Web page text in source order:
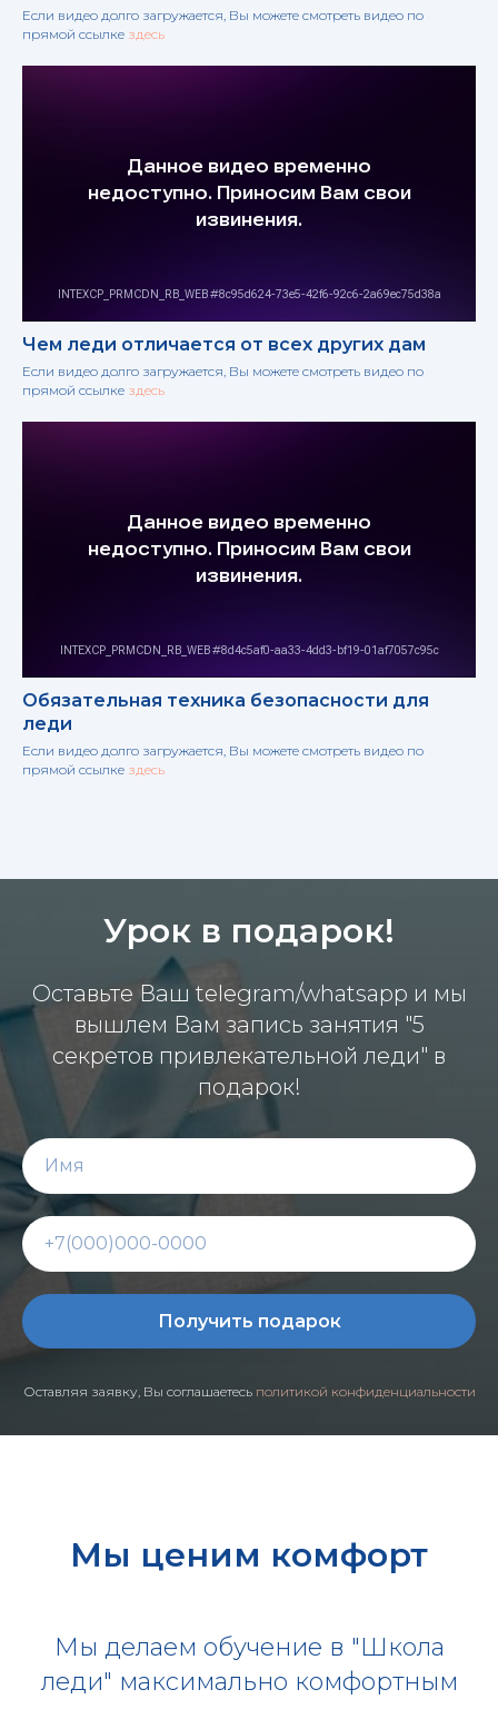
Если видео долго загружается, Вы можете смотреть видео по
прямой ссылке здесь
Чем леди отличается от всех других дам
Если видео долго загружается, Вы можете смотреть видео по
прямой ссылке здесь
Обязательная техника безопасности для
леди
Если видео долго загружается, Вы можете смотреть видео по
прямой ссылке здесь
Урок в подарок!
Оставьте Ваш telegram/whatsapp и мы
вышлем Вам запись занятия "5
секретов привлекательной леди" в
подарок!
Получить подарок
Оставляя заявку, Вы соглашаетесь политикой конфиденциальности
Мы ценим комфорт
Мы делаем обучение в "Школа
леди" максимально комфортным